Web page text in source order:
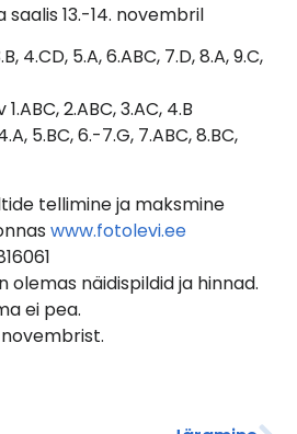
saalis 13.-14. novembril
4.CD, 5.A, 6.ABC, 7.D, 8.A, 9.C,
2.ABC, 3.AC, 4.B
5.BC, 6.-7.G, 7.ABC, 8.BC,
tellimine ja maksmine
www.fotolevi.ee
olemas näidispildid ja hinnad.
ei pea.